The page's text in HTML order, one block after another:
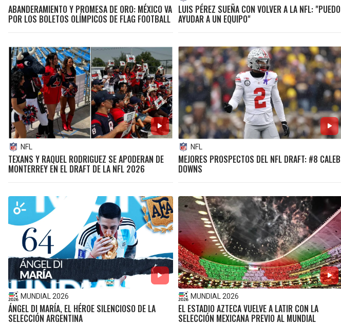
ABANDERAMIENTO Y PROMESA DE ORO: MÉXICO VA
POR LOS BOLETOS OLÍMPICOS DE FLAG FOOTBALL
LUIS PÉREZ SUEÑA CON VOLVER A LA NFL: "PUEDO
AYUDAR A UN EQUIPO"
NFL
TEXANS Y RAQUEL RODRIGUEZ SE APODERAN DE
MONTERREY EN EL DRAFT DE LA NFL 2026
NFL
MEJORES PROSPECTOS DEL NFL DRAFT: #8 CALEB
DOWNS
MUNDIAL 2026
ÁNGEL DI MARÍA, EL HÉROE SILENCIOSO DE LA
SELECCIÓN ARGENTINA
MUNDIAL 2026
EL ESTADIO AZTECA VUELVE A LATIR CON LA
SELECCIÓN MEXICANA PREVIO AL MUNDIAL